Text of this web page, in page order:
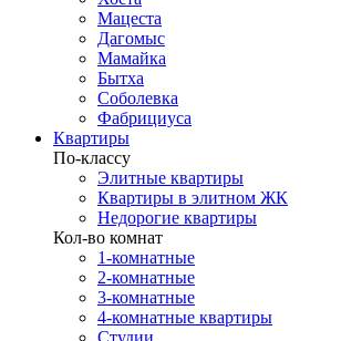
Мацеста
Дагомыс
Мамайка
Бытха
Соболевка
Фабрициуса
Квартиры
По-классу
Элитные квартиры
Квартиры в элитном ЖК
Недорогие квартиры
Кол-во комнат
1-комнатные
2-комнатные
3-комнатные
4-комнатные квартиры
Студии